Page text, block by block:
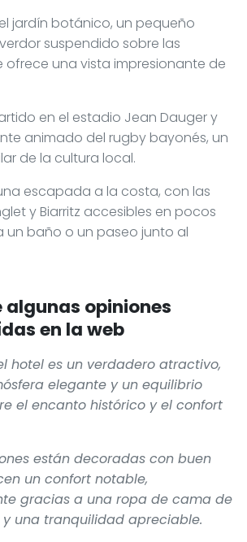
jardín botánico, un pequeño
suspendido sobre las
ofrece una vista impresionante de
en el estadio Jean Dauger y
animado del rugby bayonés, un
de la cultura local.
escapada a la costa, con las
y Biarritz accesibles en pocos
un baño o un paseo junto al
algunas opiniones
en la web
hotel es un verdadero atractivo,
elegante y un equilibrio
el encanto histórico y el confort
están decoradas con buen
un confort notable,
gracias a una ropa de cama de
una tranquilidad apreciable.